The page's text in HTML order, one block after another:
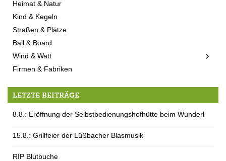
Heimat & Natur
Kind & Kegeln
Straßen & Plätze
Ball & Board
Wind & Watt
Firmen & Fabriken
LETZTE BEITRÄGE
8.8.: Eröffnung der Selbstbedienungshofhütte beim Wunderl
15.8.: Grillfeier der Lüßbacher Blasmusik
RIP Blutbuche